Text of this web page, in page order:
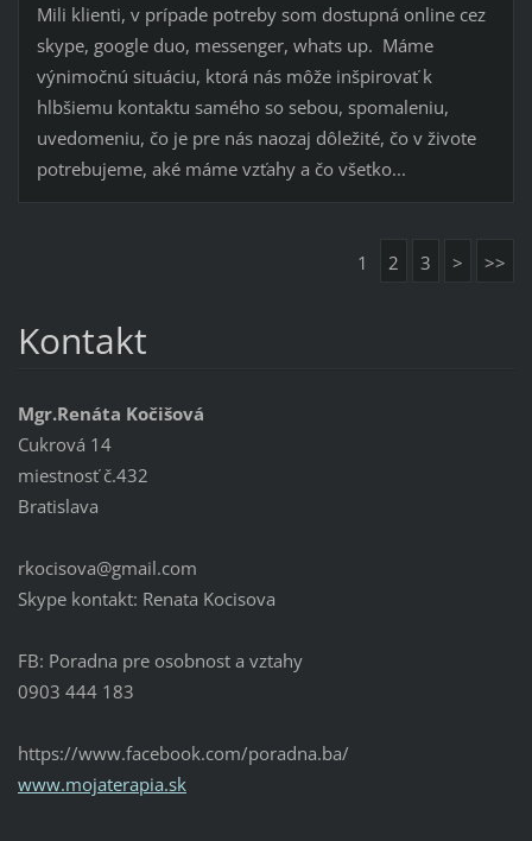
Mili klienti, v prípade potreby som dostupná online cez
skype, google duo, messenger, whats up. Máme
výnimočnú situáciu, ktorá nás môže inšpirovať k
hlbšiemu kontaktu samého so sebou, spomaleniu,
uvedomeniu, čo je pre nás naozaj dôležité, čo v živote
potrebujeme, aké máme vzťahy a čo všetko...
1 2 3 > >>
Kontakt
Mgr.Renáta Kočišová
Cukrová 14
miestnosť č.432
Bratislava
rkocisova@gmail.com
Skype kontakt: Renata Kocisova
FB: Poradna pre osobnost a vztahy
0903 444 183
https://www.facebook.com/poradna.ba/
www.mojaterapia.sk